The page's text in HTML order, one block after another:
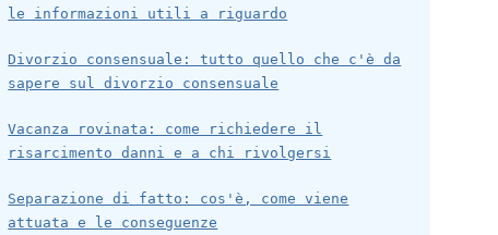
le informazioni utili a riguardo
Divorzio consensuale: tutto quello che c'è da
sapere sul divorzio consensuale
Vacanza rovinata: come richiedere il
risarcimento danni e a chi rivolgersi
Separazione di fatto: cos'è, come viene
attuata e le conseguenze